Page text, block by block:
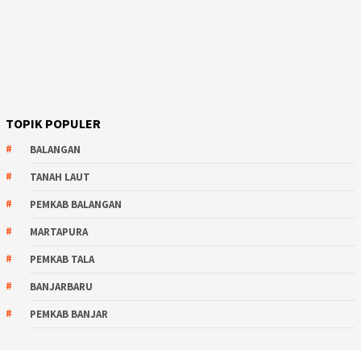
TOPIK POPULER
BALANGAN
TANAH LAUT
PEMKAB BALANGAN
MARTAPURA
PEMKAB TALA
BANJARBARU
PEMKAB BANJAR